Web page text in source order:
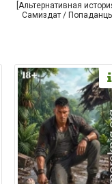
[Альтернативная
Самиздат /